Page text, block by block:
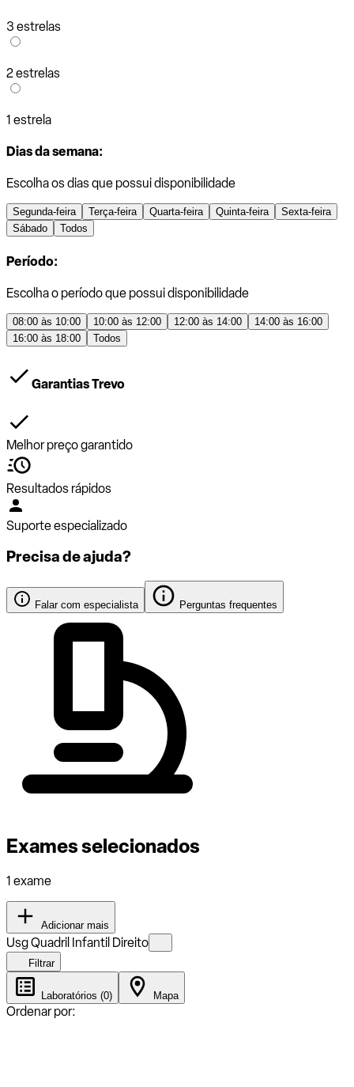
3 estrelas
2 estrelas
1 estrela
Dias da semana:
Escolha os dias que possui disponibilidade
Segunda-feira Terça-feira Quarta-feira Quinta-feira
Sexta-feira
Sábado
Todos
Período:
Escolha o período que possui disponibilidade
08:00 às 10:00 10:00 às 12:00 12:00 às 14:00
14:00 às 16:00
16:00 às 18:00
Todos
Garantias Trevo
Melhor preço garantido
Resultados rápidos
Suporte especializado
Precisa de ajuda?
Falar com especialista Perguntas frequentes
Exames selecionados
1 exame
Adicionar mais
Usg Quadril Infantil Direito
Filtrar
Laboratórios (0) Mapa
Ordenar por: